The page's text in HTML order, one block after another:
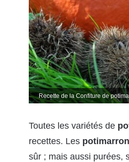
Recette de la Confiture de
Toutes les variétés de
recettes. Les
sûr ; mais aussi purées,